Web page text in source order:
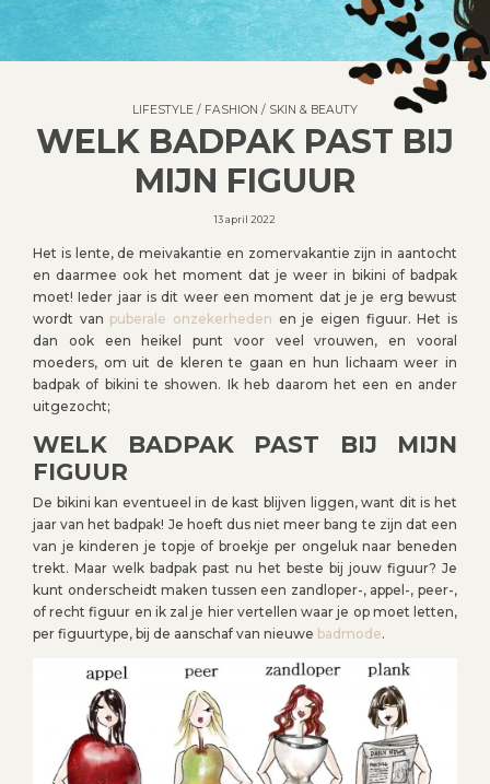
LIFESTYLE / FASHION / SKIN & BEAUTY
WELK BADPAK PAST BIJ
MIJN FIGUUR
13 april 2022
Het is lente, de meivakantie en zomervakantie zijn in aantocht
en daarmee ook het moment dat je weer in bikini of badpak
moet! Ieder jaar is dit weer een moment dat je je erg bewust
wordt van puberale onzekerheden en je eigen figuur. Het is
dan ook een heikel punt voor veel vrouwen, en vooral
moeders, om uit de kleren te gaan en hun lichaam weer in
badpak of bikini te showen. Ik heb daarom het een en ander
uitgezocht;
WELK BADPAK PAST BIJ MIJN
FIGUUR
De bikini kan eventueel in de kast blijven liggen, want dit is het
jaar van het badpak! Je hoeft dus niet meer bang te zijn dat een
van je kinderen je topje of broekje per ongeluk naar beneden
trekt. Maar welk badpak past nu het beste bij jouw figuur? Je
kunt onderscheidt maken tussen een zandloper-, appel-, peer-,
of recht figuur en ik zal je hier vertellen waar je op moet letten,
per figuurtype, bij de aanschaf van nieuwe badmode.